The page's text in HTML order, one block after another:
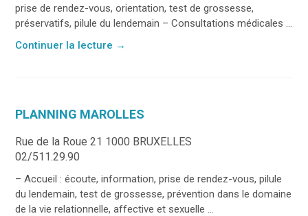
prise de rendez-vous, orientation, test de grossesse,
préservatifs, pilule du lendemain – Consultations médicales ...
Continuer la lecture →
PLANNING MAROLLES
Rue de la Roue 21 1000 BRUXELLES
02/511.29.90
– Accueil : écoute, information, prise de rendez-vous, pilule
du lendemain, test de grossesse, prévention dans le domaine
de la vie relationnelle, affective et sexuelle ...